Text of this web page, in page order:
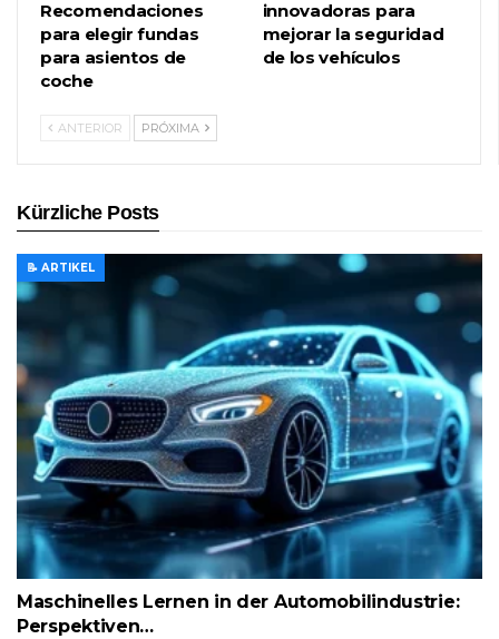
Recomendaciones
para elegir fundas
para asientos de
coche
innovadoras para
mejorar la seguridad
de los vehículos
ANTERIOR PRÓXIMA
Kürzliche Posts
📝 ARTIKEL
Maschinelles Lernen in der Automobilindustrie:
Perspektiven…